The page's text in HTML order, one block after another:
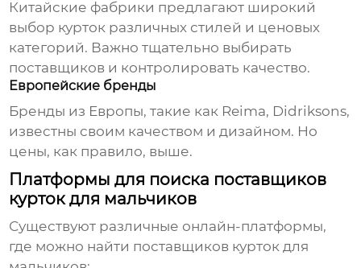
Китайские фабрики предлагают широкий
выбор курток различных стилей и ценовых
категорий. Важно тщательно выбирать
поставщиков и контролировать качество.
Европейские бренды
Бренды из Европы, такие как Reima, Didriksons,
известны своим качеством и дизайном. Но
цены, как правило, выше.
Платформы для поиска поставщиков
курток для мальчиков
Существуют различные онлайн-платформы,
где можно найти поставщиков курток для